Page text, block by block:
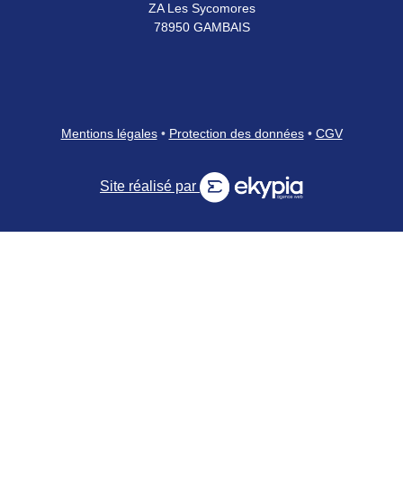
ZA Les Sycomores
78950 GAMBAIS
Mentions légales• Protection des données• CGV
Site réalisé par